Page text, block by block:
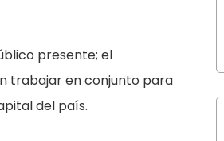
presente; el
trabajar en conjunto para
del país.